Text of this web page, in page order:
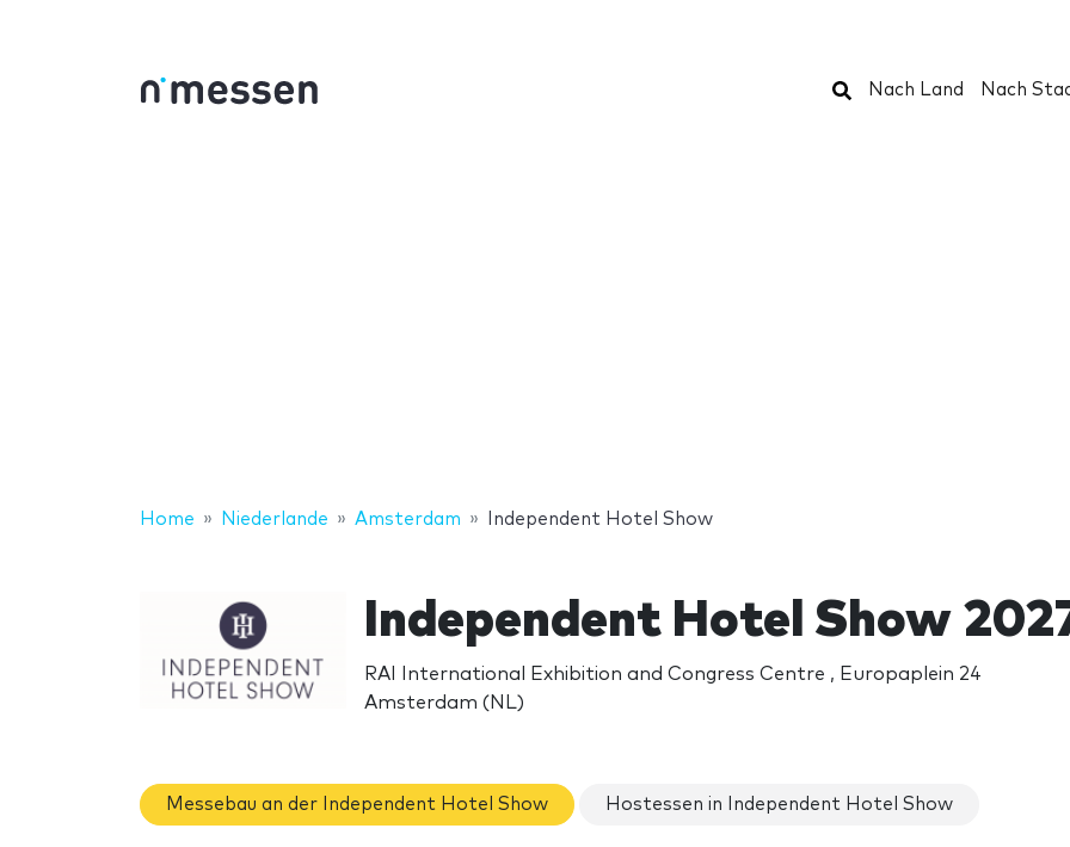
Suchen
Nach Land Nach
Home Niederlande Amsterdam Independent Hotel Show
Independent Hotel Show
RAI International Exhibition and Congress Centre , Europaplein 24
Amsterdam (NL)
Messebau an der Independent Hotel Show Hostessen in Independent Hotel Show